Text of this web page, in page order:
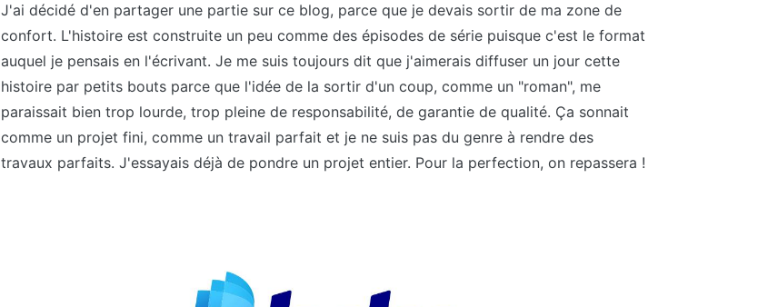
J'ai décidé d'en partager une partie sur ce blog, parce que je devais sortir de ma zone de
confort. L'histoire est construite un peu comme des épisodes de série puisque c'est le format
auquel je pensais en l'écrivant. Je me suis toujours dit que j'aimerais diffuser un jour cette
histoire par petits bouts parce que l'idée de la sortir d'un coup, comme un "roman", me
paraissait bien trop lourde, trop pleine de responsabilité, de garantie de qualité. Ça sonnait
comme un projet fini, comme un travail parfait et je ne suis pas du genre à rendre des
travaux parfaits. J'essayais déjà de pondre un projet entier. Pour la perfection, on repassera !